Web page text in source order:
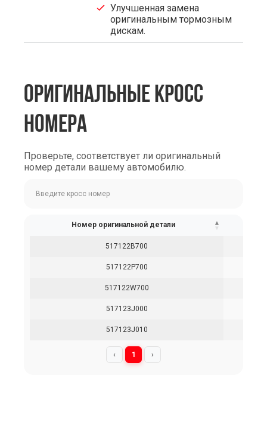
Улучшенная замена
оригинальным тормозным
дискам.
ОРИГИНАЛЬНЫЕ КРОСС
НОМЕРА
Проверьте, соответствует ли оригинальный
номер детали вашему автомобилю.
Номер оригинальной детали
517122B700
517122P700
517122W700
517123J000
517123J010
‹ 1 ›